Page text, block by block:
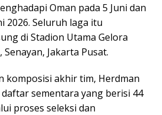
Oman pada 5 Juni dan
2026. Seluruh laga itu
di Stadion Utama Gelora
Senayan, Jakarta Pusat.
komposisi akhir tim, Herdman
sementara yang berisi 44
proses seleksi dan